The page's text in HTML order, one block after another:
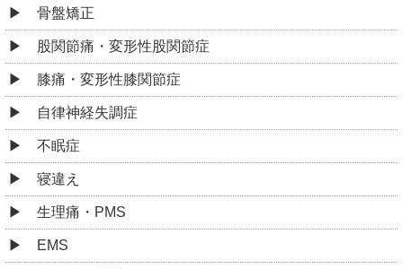
骨盤矯正
股関節痛・変形性股関節症
膝痛・変形性膝関節症
自律神経失調症
不眠症
寝違え
生理痛・PMS
EMS